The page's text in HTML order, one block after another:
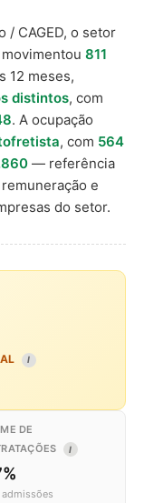
/ CAGED, o setor
811
12 meses,
distintos, com
. A ocupação
, com 564
— referência
e
do setor.
I
DE
I